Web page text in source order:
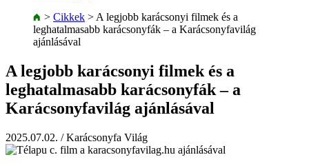
> Cikkek > A legjobb karácsonyi filmek és a
leghatalmasabb karácsonyfák – a Karácsonyfavilág
ajánlásával
A legjobb karácsonyi filmek és a
leghatalmasabb karácsonyfák – a
Karácsonyfavilág ajánlásával
2025.07.02. / Karácsonyfa Világ